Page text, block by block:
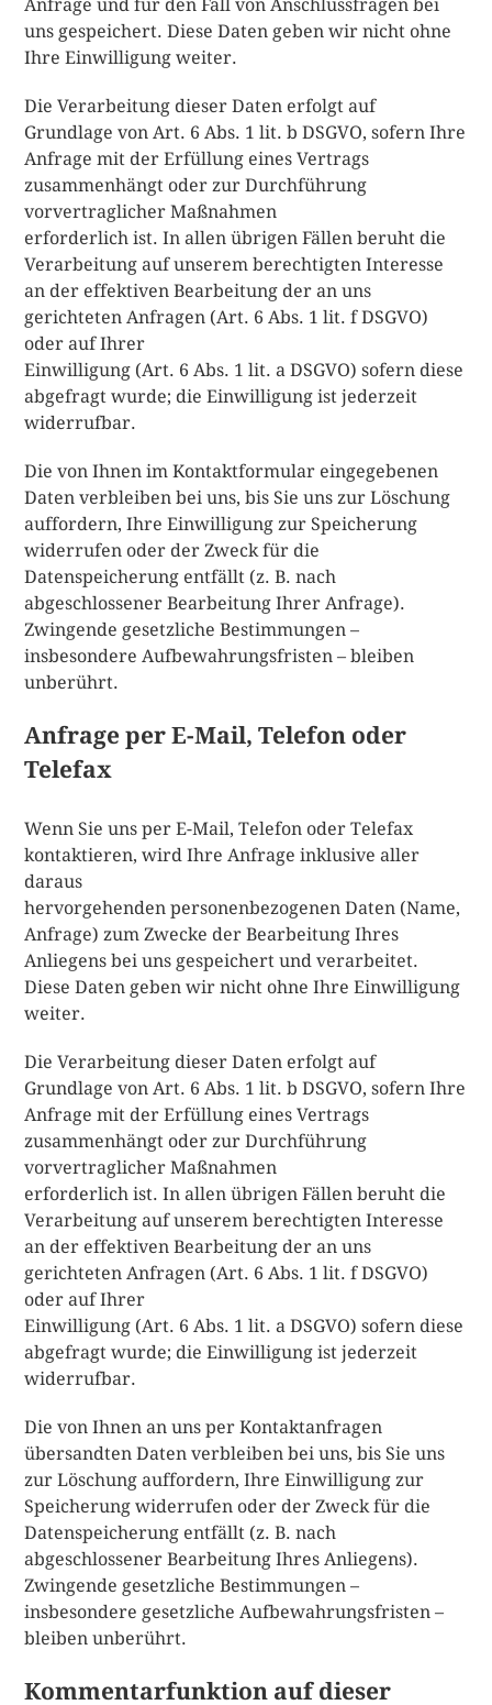
Anfrage und für den Fall von Anschlussfragen bei
uns gespeichert. Diese Daten geben wir nicht ohne
Ihre Einwilligung weiter.
Die Verarbeitung dieser Daten erfolgt auf
Grundlage von Art. 6 Abs. 1 lit. b DSGVO, sofern Ihre
Anfrage mit der Erfüllung eines Vertrags
zusammenhängt oder zur Durchführung
vorvertraglicher Maßnahmen
erforderlich ist. In allen übrigen Fällen beruht die
Verarbeitung auf unserem berechtigten Interesse
an der effektiven Bearbeitung der an uns
gerichteten Anfragen (Art. 6 Abs. 1 lit. f DSGVO)
oder auf Ihrer
Einwilligung (Art. 6 Abs. 1 lit. a DSGVO) sofern diese
abgefragt wurde; die Einwilligung ist jederzeit
widerrufbar.
Die von Ihnen im Kontaktformular eingegebenen
Daten verbleiben bei uns, bis Sie uns zur Löschung
auffordern, Ihre Einwilligung zur Speicherung
widerrufen oder der Zweck für die
Datenspeicherung entfällt (z. B. nach
abgeschlossener Bearbeitung Ihrer Anfrage).
Zwingende gesetzliche Bestimmungen –
insbesondere Aufbewahrungsfristen – bleiben
unberührt.
Anfrage per E-Mail, Telefon oder
Telefax
Wenn Sie uns per E-Mail, Telefon oder Telefax
kontaktieren, wird Ihre Anfrage inklusive aller
daraus
hervorgehenden personenbezogenen Daten (Name,
Anfrage) zum Zwecke der Bearbeitung Ihres
Anliegens bei uns gespeichert und verarbeitet.
Diese Daten geben wir nicht ohne Ihre Einwilligung
weiter.
Die Verarbeitung dieser Daten erfolgt auf
Grundlage von Art. 6 Abs. 1 lit. b DSGVO, sofern Ihre
Anfrage mit der Erfüllung eines Vertrags
zusammenhängt oder zur Durchführung
vorvertraglicher Maßnahmen
erforderlich ist. In allen übrigen Fällen beruht die
Verarbeitung auf unserem berechtigten Interesse
an der effektiven Bearbeitung der an uns
gerichteten Anfragen (Art. 6 Abs. 1 lit. f DSGVO)
oder auf Ihrer
Einwilligung (Art. 6 Abs. 1 lit. a DSGVO) sofern diese
abgefragt wurde; die Einwilligung ist jederzeit
widerrufbar.
Die von Ihnen an uns per Kontaktanfragen
übersandten Daten verbleiben bei uns, bis Sie uns
zur Löschung auffordern, Ihre Einwilligung zur
Speicherung widerrufen oder der Zweck für die
Datenspeicherung entfällt (z. B. nach
abgeschlossener Bearbeitung Ihres Anliegens).
Zwingende gesetzliche Bestimmungen –
insbesondere gesetzliche Aufbewahrungsfristen –
bleiben unberührt.
Kommentarfunktion auf dieser